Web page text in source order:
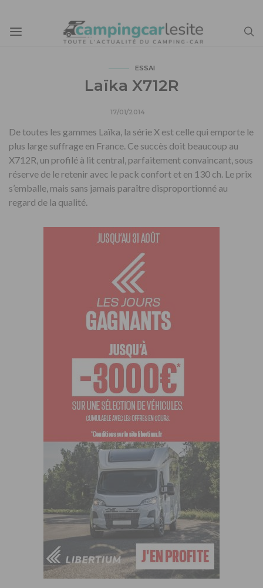
ESSAI
Laïka X712R
17/01/2014
De toutes les gammes Laïka, la série X est celle qui emporte le
plus large suffrage en France. Ce succès doit beaucoup au
X712R, un profilé à lit central, parfaitement convaincant, sous
réserve de le retenir avec le pack confort et en 130 ch. Le prix
s’emballe, mais sans jamais paraître disproportionné au
regard de la qualité.